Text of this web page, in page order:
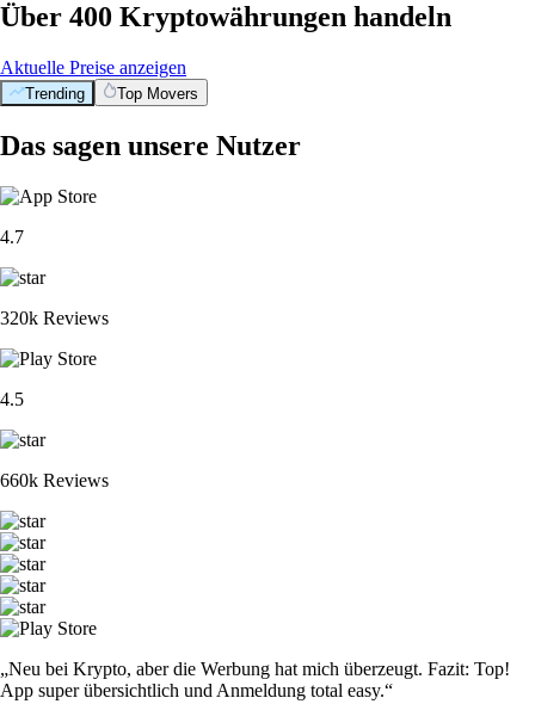
Über 400 Kryptowährungen handeln
Aktuelle Preise anzeigen
Trending Top Movers
Das sagen unsere Nutzer
4.7
320k Reviews
4.5
660k Reviews
„Neu bei Krypto, aber die Werbung hat mich überzeugt. Fazit: Top!
App super übersichtlich und Anmeldung total easy.“